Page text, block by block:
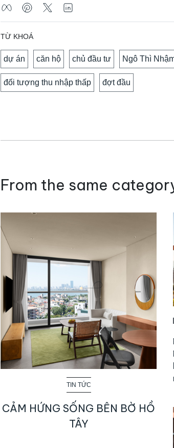
TỪ KHOÁ
dự án căn hộ chủ đầu tư Ngô Thì
đối tượng thu nhập thấp đợt đầu
From the same
TIN TỨC
CẢM HỨNG SỐNG BÊN BỜ HỒ
TÂY